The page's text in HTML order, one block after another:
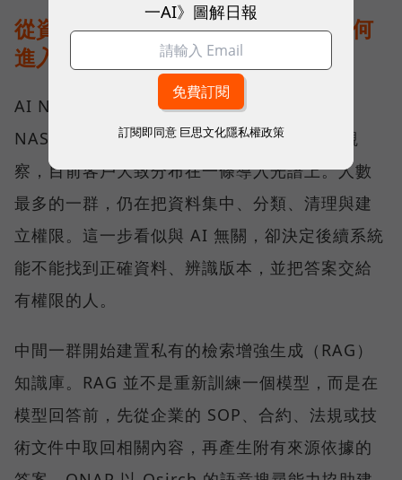
從資料治理到地端推論：AI NAS 如何
進入企業工作流？
AI NAS 不是「多了 AI 功能的 NAS」，而是
NAS 在企業工作流裡換了位置。 依 QNAP 觀
察，目前客戶大致分布在一條導入光譜上。人數
最多的一群，仍在把資料集中、分類、清理與建
立權限。這一步看似與 AI 無關，卻決定後續系統
能不能找到正確資料、辨識版本，並把答案交給
有權限的人。
中間一群開始建置私有的檢索增強生成（RAG）
知識庫。RAG 並不是重新訓練一個模型，而是在
模型回答前，先從企業的 SOP、合約、法規或技
術文件中取回相關內容，再產生附有來源依據的
一AI》圖解日報
訂閱即同意 巨思文化隱私權政策